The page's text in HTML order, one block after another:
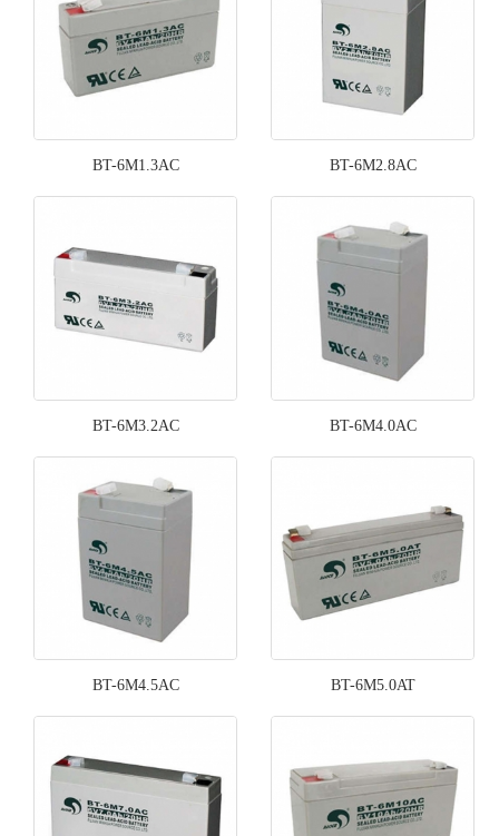
BT-6M1.3AC BT-6M2.8AC
BT-6M3.2AC BT-6M4.0AC
BT-6M4.5AC BT-6M5.0AT